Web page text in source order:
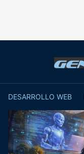
DESARROLLO WEB